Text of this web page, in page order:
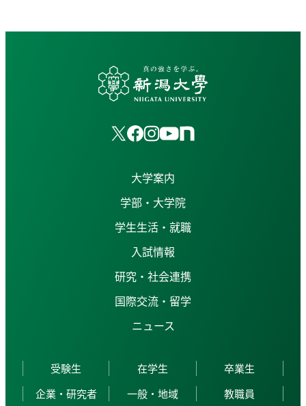
大学案内
学部・大学院
学生生活・就職
入試情報
研究・社会連携
国際交流・留学
ニュース
受験生 在学生
卒業生
企業・研究者
一般・地域 教職員